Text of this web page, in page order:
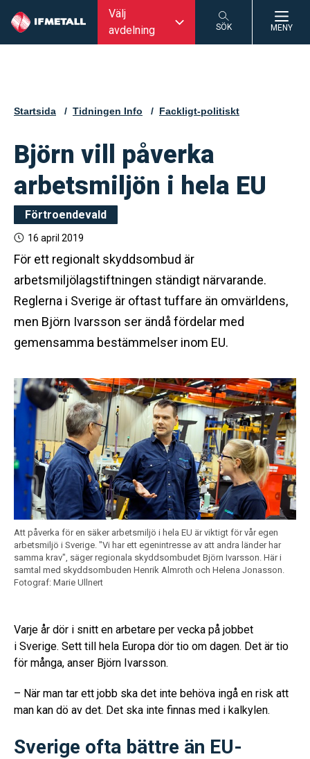
Välj
avdelning
SÖK MENY
Startsida Tidningen Info Fackligt-politiskt
Björn vill påverka
arbetsmiljön i hela EU
Förtroendevald
16 april 2019
För ett regionalt skyddsombud är
arbetsmiljölagstiftningen ständigt närvarande.
Reglerna i Sverige är oftast tuffare än omvärldens,
men Björn Ivarsson ser ändå fördelar med
gemensamma bestämmelser inom EU.
Att påverka för en säker arbetsmiljö i hela EU är viktigt för vår egen
arbetsmiljö i Sverige. "Vi har ett egenintresse av att andra länder har
samma krav", säger regionala skyddsombudet Björn Ivarsson. Här i
samtal med skyddsombuden Henrik Almroth och Helena Jonasson.
Fotograf: Marie Ullnert
Varje år dör i snitt en arbetare per vecka på jobbet
i Sverige. Sett till hela Europa dör tio om dagen. Det är tio
för många, anser Björn Ivarsson.
– När man tar ett jobb ska det inte behöva ingå en risk att
man kan dö av det. Det ska inte finnas med i kalkylen.
Sverige ofta bättre än EU-